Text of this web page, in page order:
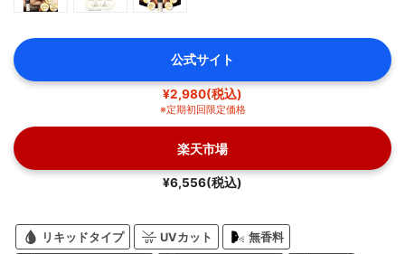
公式サイト
¥2,980(税込)
※定期初回限定価格
楽天市場
¥6,556(税込)
リキッドタイプ UVカット 無香料